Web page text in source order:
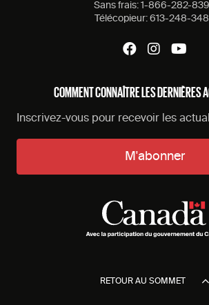
Sans frais: 1-866-282-
Télécopieur: 613-248-
COMMENT CONNAÎTRE LES DERNIÈRES
Inscrivez-vous pour recevoir les
M'abonner
RETOUR AU SOMMET